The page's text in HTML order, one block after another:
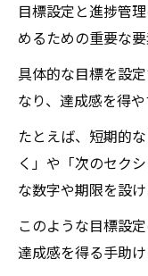
目標設定と進捗管
めるための重要な要
具体的な目標を設
なり、達成感を得や
たとえば、短期的
く」や「次のセク
な数字や期限を設
このような目標設
達成感を得る手助け